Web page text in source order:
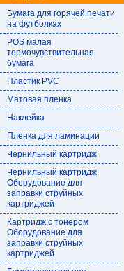
Бумага для горячей печати
на футболках
POS малая
термочувствительная
бумага
Пластик PVC
Матовая пленка
Наклейка
Пленка для ламинации
Чернильный картридж
Чернильный картридж
Оборудование для
заправки струйных
картриджей
Картридж с тонером
Оборудование для
заправки струйных
картриджей